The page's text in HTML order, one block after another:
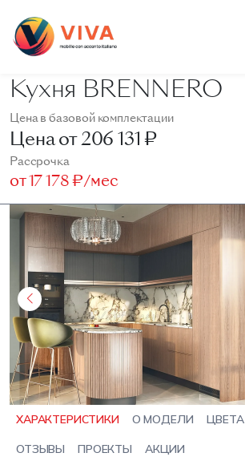
Кухня BRENNERO
Цена в базовой комплектации
Цена от206 131 ₽
Рассрочка
от17 178 ₽/мес
ХАРАКТЕРИСТИКИ О МОДЕЛИ ЦВЕТА
ОТЗЫВЫ ПРОЕКТЫ АКЦИИ